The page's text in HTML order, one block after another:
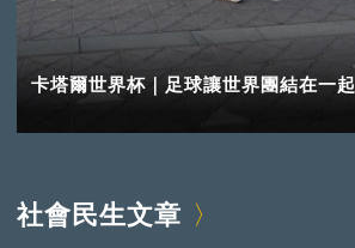
卡塔爾世界杯｜足球讓世界團結在一起
社會民生文章